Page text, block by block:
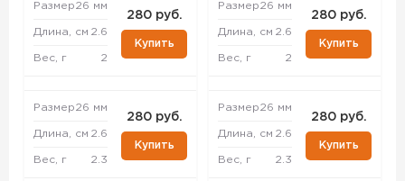
Размер26 мм
Длина, см 2.6
Вес, г 2
280 руб.
Купить
Размер26 мм
Длина, см 2.6
Вес, г 2.3
280 руб.
Купить
Размер26 мм
Длина, см 2.6
Вес, г 2
280 руб.
Купить
Размер26 мм
Длина, см 2.6
Вес, г 2.3
280 руб.
Купить